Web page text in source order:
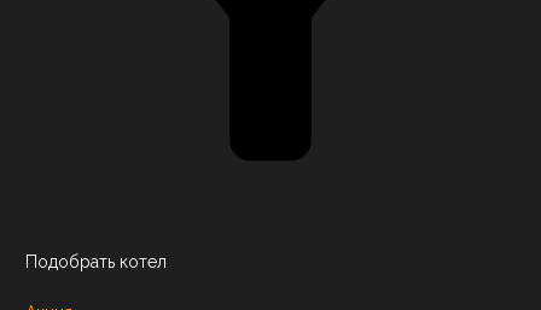
Подобрать котел